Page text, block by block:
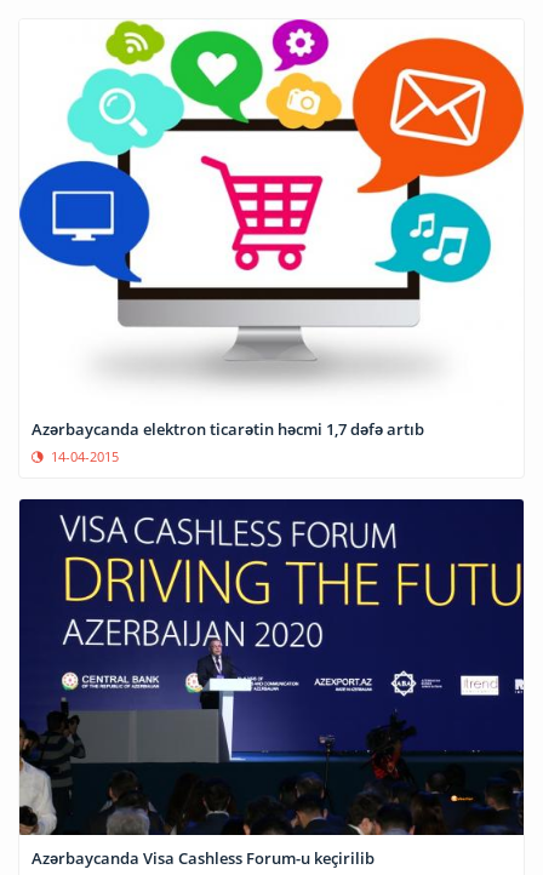
Azərbaycanda elektron ticarətin həcmi 1,7 dəfə artıb
14-04-2015
Azərbaycanda Visa Cashless Forum-u keçirilib